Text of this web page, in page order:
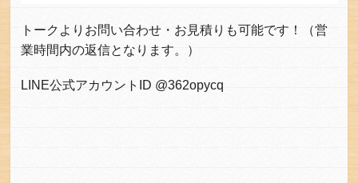
トークよりお問い合わせ・お見積りも可能です！（営
業時間内の返信となります。）
LINE公式アカウントID @362opycq